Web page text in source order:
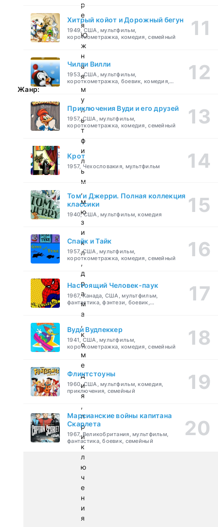
р
е
я
Ю
ж
н
а
я
Жанр:
м
у
л
ь
т
ф
и
л
ь
м
,
м
ю
з
и
к
л
,
д
р
а
м
а
,
к
о
м
е
д
и
я
,
п
р
и
к
л
ю
ч
е
н
и
я
Хитрый койот и Дорожный бегун
1949, США, мультфильм,
короткометражка, комедия, семейный
Чилли Вилли
1953, США, мультфильм,
короткометражка, боевик, комедия,
приключения, семейный
Приключения Вуди и его друзей
1957, США, мультфильм,
короткометражка, комедия, семейный
Крот
1957, Чехословакия, мультфильм
Том и Джерри. Полная коллекция
классики
1940, США, мультфильм, комедия
Спайк и Тайк
1957, США, мультфильм,
короткометражка, комедия, семейный
Настоящий Человек-паук
1967, Канада, США, мультфильм,
фантастика, фэнтези, боевик,
Вуди Вудпеккер
1941, США, мультфильм,
короткометражка, комедия, семейный
Флинтстоуны
1960, США, мультфильм, комедия,
приключения, семейный
Марсианские войны капитана
Скарлета
1967, Великобритания, мультфильм,
фантастика, боевик, семейный